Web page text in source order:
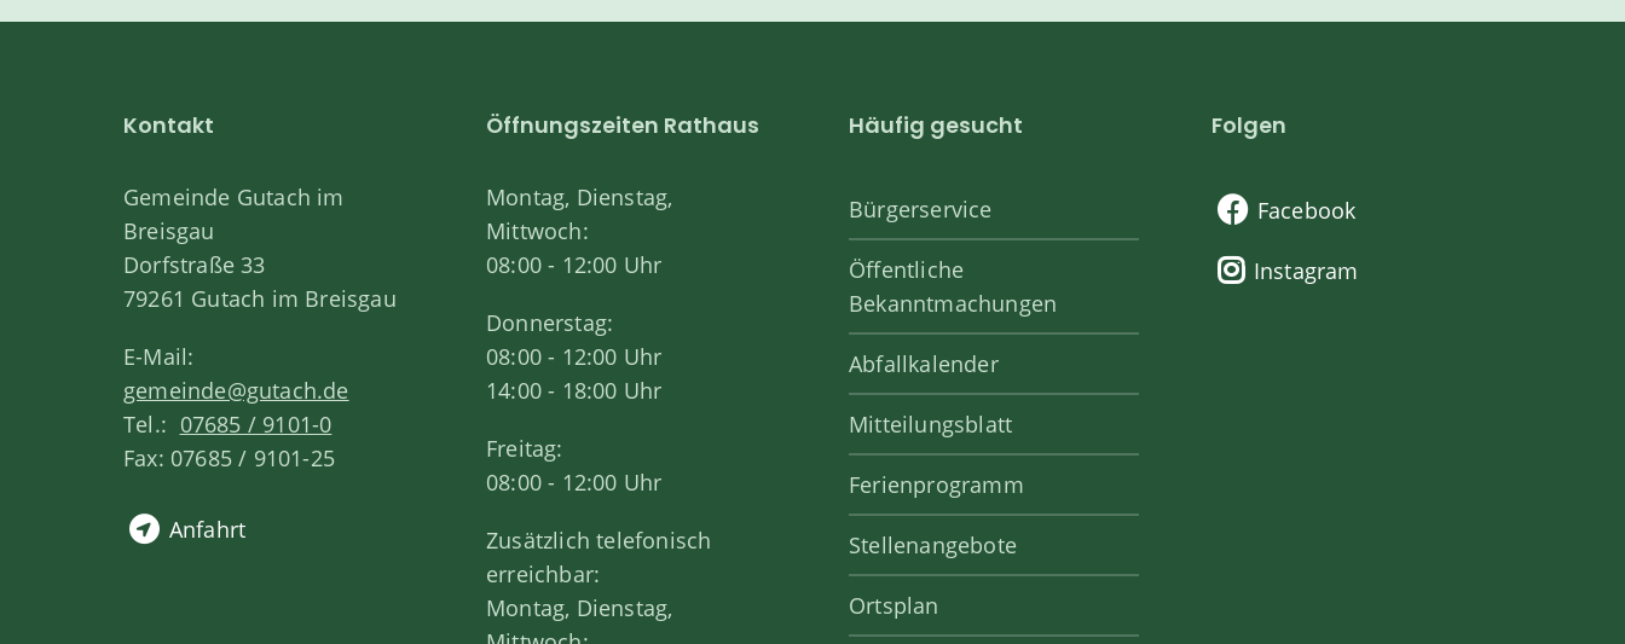
Kontakt
Gemeinde Gutach im
Breisgau
Dorfstraße 33
79261 Gutach im Breisgau
E-Mail:
gemeinde@gutach.de
Tel.: 07685 / 9101-0
Fax: 07685 / 9101-25
Anfahrt
Öffnungszeiten Rathaus
Montag, Dienstag,
Mittwoch:
08:00 - 12:00 Uhr
Donnerstag:
08:00 - 12:00 Uhr
14:00 - 18:00 Uhr
Freitag:
08:00 - 12:00 Uhr
Zusätzlich telefonisch
erreichbar:
Montag, Dienstag,
Häufig gesucht
Bürgerservice
Öffentliche
Bekanntmachungen
Abfallkalender
Mitteilungsblatt
Ferienprogramm
Stellenangebote
Ortsplan
Folgen
Facebook
Instagram